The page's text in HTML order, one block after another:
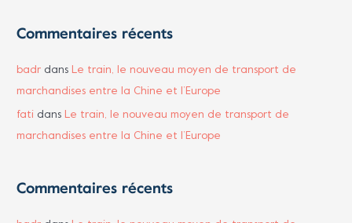
Commentaires récents
badr dans Le train, le nouveau moyen de transport de
marchandises entre la Chine et l’Europe
fati dans Le train, le nouveau moyen de transport de
marchandises entre la Chine et l’Europe
Commentaires récents